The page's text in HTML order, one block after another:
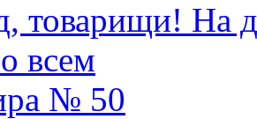
товарищи! На
всем
№ 50